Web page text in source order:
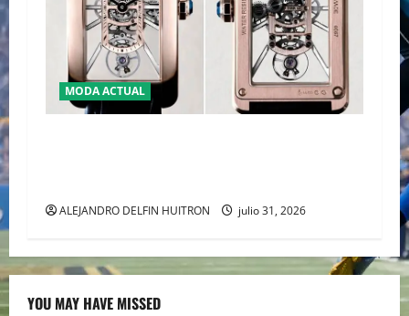
MODA ACTUAL
ALEJANDRO DELFIN HUITRON julio 31, 2026
YOU MAY HAVE MISSED